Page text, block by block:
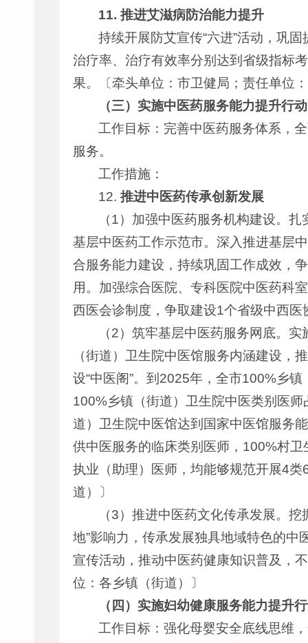
11. 推进艾滋病防治能力提升
持续开展防艾宣传“六进”活动，巩
治疗率、治疗有效率分别达到省级指标
果。〔牵头单位：市卫健局；责任单位
（三）实施中医药服务能力提升行动
工作目标：完善中医药服务体系，
服务。
工作措施：
12.推进中医药传承创新发展
（1）加强中医药服务机构建设。
基层中医药工作示范市。深入推进基层
合服务能力建设，持续巩固工作成效，
用。加强综合医院、专科医院中医药科
西医会诊制度，争取建设1个省级中西
（2）筑牢基层中医药服务网底。
（街道）卫生院中医馆服务内涵建设，
设“中医阁”。到2025年，全市100%乡
100%乡镇（街道）卫生院中医类别医
道）卫生院中医馆达到国家中医馆服务
供中医服务的临床类别医师，100%村
执业（助理）医师，均能够规范开展4
道）〕
（3）推进中医药文化传承发展。
地”影响力，传承发展独具地域特色的
宣传活动，推动中医药健康知识普及，
位：各乡镇（街道）〕
（四）实施妇幼健康服务能力提升
工作目标：强化母婴安全底线思维